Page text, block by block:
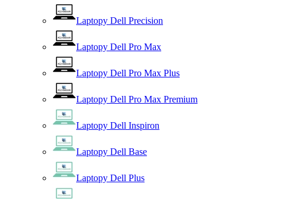
Laptopy Dell Precision
Laptopy Dell Pro Max
Laptopy Dell Pro Max Plus
Laptopy Dell Pro Max Premium
Laptopy Dell Inspiron
Laptopy Dell Base
Laptopy Dell Plus